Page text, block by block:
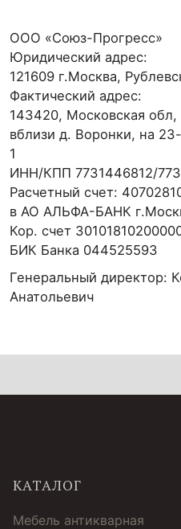
ООО «Союз-Прогресс»
Юридический адрес:
121609 г.Москва,
Фактический адрес:
143420, Московская
вблизи д. Воронки, на
1
ИНН/КПП 7731446812/
Расчетный счет:
в АО АЛЬФА-БАНК
Кор. счет
БИК Банка 044525593
Генеральный директор:
Анатольевич
КАТАЛОГ
Мебель антикварная